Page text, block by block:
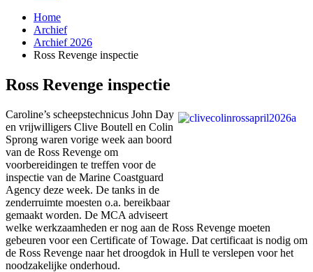
Home
Archief
Archief 2026
Ross Revenge inspectie
Ross Revenge inspectie
Caroline’s scheepstechnicus John Day
en vrijwilligers Clive Boutell en Colin
Sprong waren vorige week aan boord
van de Ross Revenge om
voorbereidingen te treffen voor de
inspectie van de Marine Coastguard
Agency deze week. De tanks in de
zenderruimte moesten o.a. bereikbaar
gemaakt worden. De MCA adviseert
welke werkzaamheden er nog aan de Ross Revenge moeten
gebeuren voor een Certificate of Towage. Dat certificaat is nodig om
de Ross Revenge naar het droogdok in Hull te verslepen voor het
noodzakelijke onderhoud.